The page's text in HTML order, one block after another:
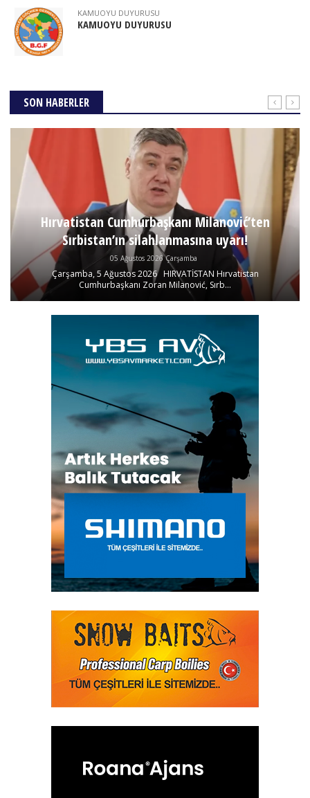
KAMUOYU DUYURUSU
KAMUOYU DUYURUSU
SON HABERLER
Hırvatistan Cumhurbaşkanı Milanović’ten
Sırbistan’ın silahlanmasına uyarı!
05 Ağustos 2026 Çarşamba
Çarşamba, 5 Ağustos 2026 HIRVATİSTAN Hırvatistan
Cumhurbaşkanı Zoran Milanović, Sırb...